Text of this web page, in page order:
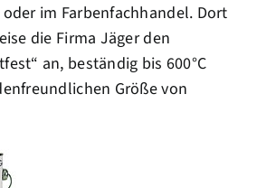
im Farbenfachhandel. Dort
die Firma Jäger den
an, beständig bis 600°C
Größe von